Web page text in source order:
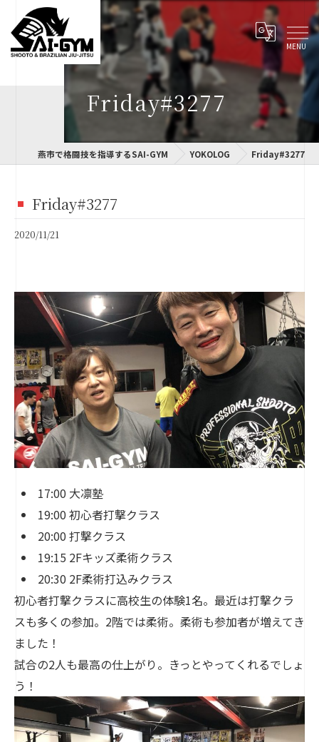
Friday#3277
燕市で格闘技を指導するSAI-GYM YOKOLOG Friday#3277
Friday#3277
2020/11/21
17:00 大凛塾
19:00 初心者打撃クラス
20:00 打撃クラス
19:15 2Fキッズ柔術クラス
20:30 2F柔術打込みクラス
初心者打撃クラスに高校生の体験1名。最近は打撃クラ
スも多くの参加。2階では柔術。柔術も参加者が増えてき
ました！
試合の2人も最高の仕上がり。きっとやってくれるでしょ
う！